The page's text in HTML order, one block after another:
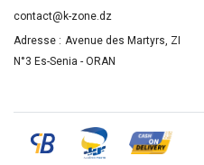
contact@k-zone.dz
Adresse : Avenue des Martyrs, ZI
N°3 Es-Senia - ORAN